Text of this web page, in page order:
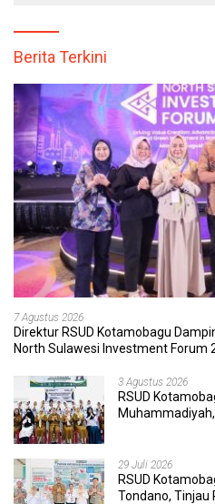
Berita Terkini
7 Agustus 2026
Direktur RSUD Kotamobagu
North Sulawesi Investment Forum
3 Agustus 2026
RSUD
29 Juli 2026
RSUD
Tondano, Tinjau